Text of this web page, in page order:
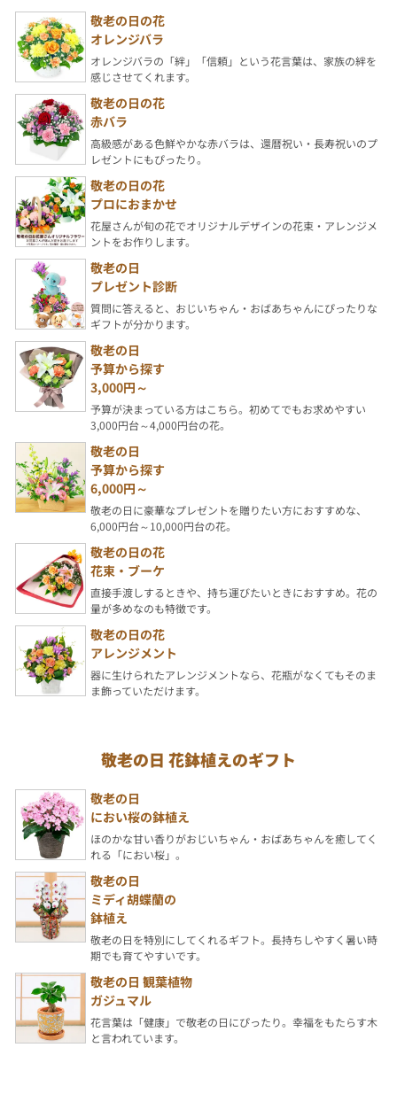
敬老の日の花
オレンジバラ
オレンジバラの「絆」「信頼」という花言葉は、家族の絆を
感じさせてくれます。
敬老の日の花
赤バラ
高級感がある色鮮やかな赤バラは、還暦祝い・長寿祝いのプ
レゼントにもぴったり。
敬老の日の花
プロにおまかせ
花屋さんが旬の花でオリジナルデザインの花束・アレンジメ
ントをお作りします。
敬老の日
プレゼント診断
質問に答えると、おじいちゃん・おばあちゃんにぴったりな
ギフトが分かります。
敬老の日
予算から探す
3,000円～
予算が決まっている方はこちら。初めてでもお求めやすい
3,000円台～4,000円台の花。
敬老の日
予算から探す
6,000円～
敬老の日に豪華なプレゼントを贈りたい方におすすめな、
6,000円台～10,000円台の花。
敬老の日の花
花束・ブーケ
直接手渡しするときや、持ち運びたいときにおすすめ。花の
量が多めなのも特徴です。
敬老の日の花
アレンジメント
器に生けられたアレンジメントなら、花瓶がなくてもそのま
ま飾っていただけます。
敬老の日 花鉢植えのギフト
敬老の日
におい桜の鉢植え
ほのかな甘い香りがおじいちゃん・おばあちゃんを癒してく
れる「におい桜」。
敬老の日
ミディ胡蝶蘭の
鉢植え
敬老の日を特別にしてくれるギフト。長持ちしやすく暑い時
期でも育てやすいです。
敬老の日 観葉植物
ガジュマル
花言葉は「健康」で敬老の日にぴったり。幸福をもたらす木
と言われています。